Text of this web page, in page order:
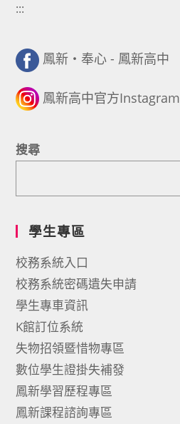
:::
鳳新・奉心 - 鳳新高中
鳳新高中官方Instagram
搜尋
學生專區
校務系統入口
校務系統密碼遺失申請
學生專車資訊
K館訂位系統
失物招領暨惜物專區
數位學生證掛失補發
鳳新學習歷程專區
鳳新課程諮詢專區